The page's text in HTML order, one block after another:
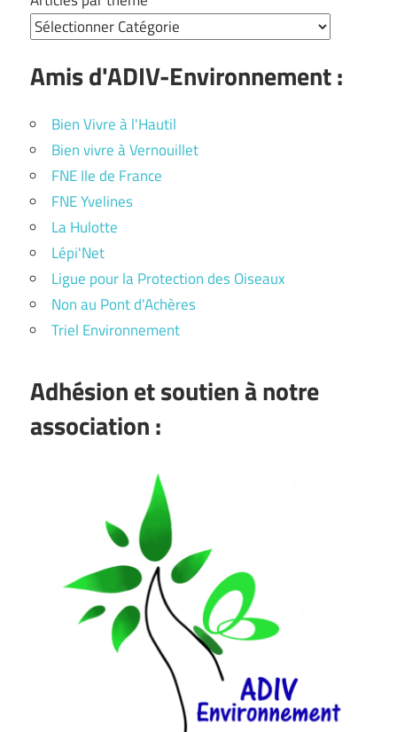
Amis d'ADIV-Environnement :
Bien Vivre à l'Hautil
Bien vivre à Vernouillet
FNE Ile de France
FNE Yvelines
La Hulotte
Lépi'Net
Ligue pour la Protection des Oiseaux
Non au Pont d'Achères
Triel Environnement
Adhésion et soutien à notre
association :